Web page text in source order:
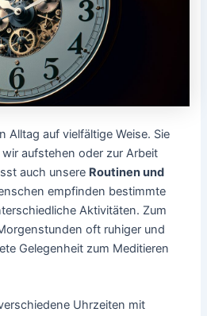
Alltag auf vielfältige Weise. Sie
aufstehen oder zur Arbeit
auch unsere Routinen und
empfinden bestimmte
Aktivitäten. Zum
oft ruhiger und
Gelegenheit zum Meditieren
Uhrzeiten mit